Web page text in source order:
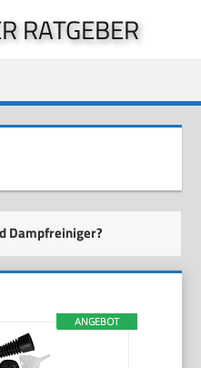
RATGEBER
Dampfreiniger?
ANGEBOT